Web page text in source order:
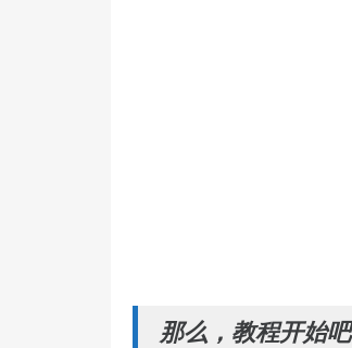
那么，教程开始吧